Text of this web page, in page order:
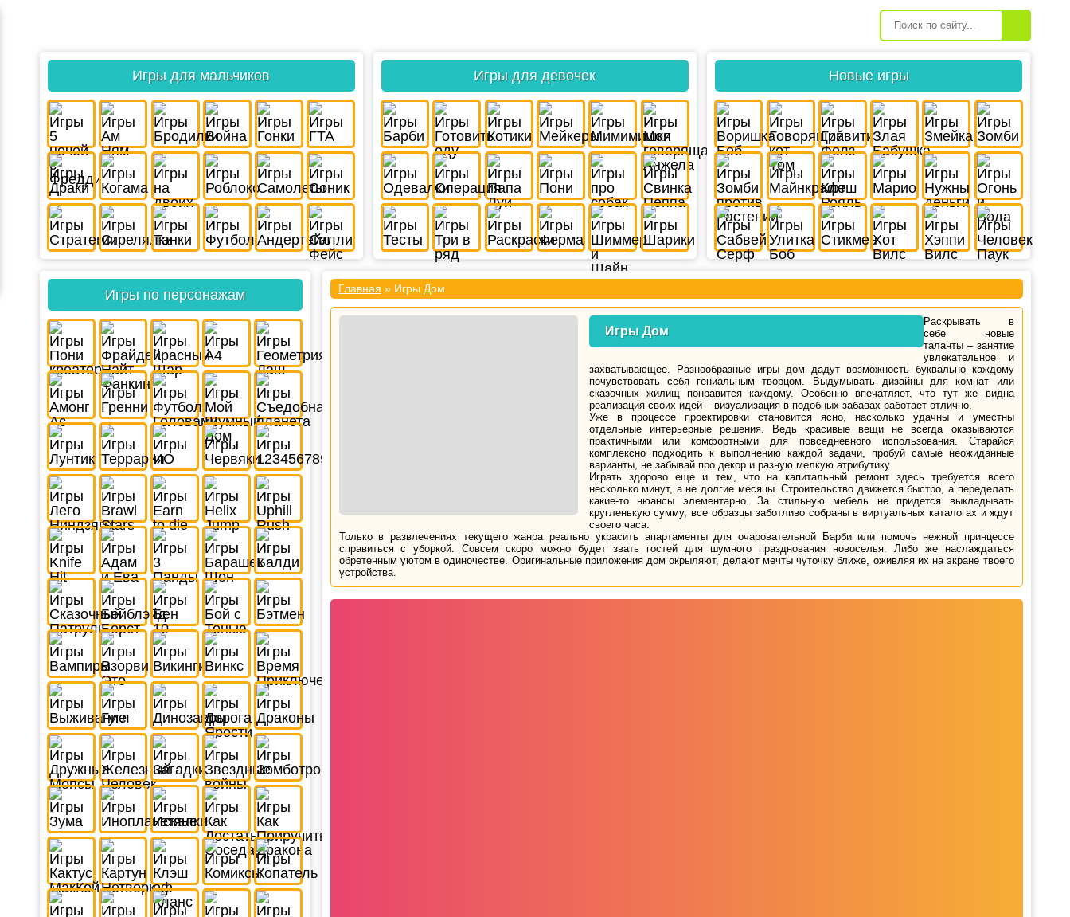
Игры для мальчиков Игры для девочек Новые игры
Игры по персонажам Главная » Игры Дом
Игры Дом
Раскрывать в
себе новые
таланты – занятие
увлекательное и
захватывающее. Разнообразные игры дом дадут возможность буквально каждому
почувствовать себя гениальным творцом. Выдумывать дизайны для комнат или
сказочных жилищ понравится каждому. Особенно впечатляет, что тут же видна
реализация своих идей – визуализация в подобных забавах работает отлично.
Уже в процессе проектировки становится ясно, насколько удачны и уместны
отдельные интерьерные решения. Ведь красивые вещи не всегда оказываются
практичными или комфортными для повседневного использования. Старайся
комплексно подходить к выполнению каждой задачи, пробуй самые неожиданные
варианты, не забывай про декор и разную мелкую атрибутику.
Играть здорово еще и тем, что на капитальный ремонт здесь требуется всего
несколько минут, а не долгие месяцы. Строительство движется быстро, а переделать
какие-то нюансы элементарно. За стильную мебель не придется выкладывать
кругленькую сумму, все образцы заботливо собраны в виртуальных каталогах и ждут
своего часа.
Только в развлечениях текущего жанра реально украсить апартаменты для очаровательной Барби или помочь нежной принцессе
справиться с уборкой. Совсем скоро можно будет звать гостей для шумного празднования новоселья. Либо же наслаждаться
обретенным уютом в одиночестве. Оригинальные приложения дом окрыляют, делают мечты чуточку ближе, оживляя их на экране твоего
устройства.